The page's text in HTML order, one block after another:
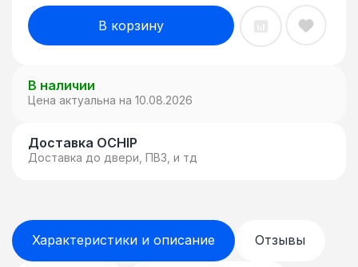
В корзину
В наличии
Цена актуальна на 10.08.2026
Доставка OCHIP
Доставка до двери, ПВЗ, и тд
Характеристики и описание Отзывы